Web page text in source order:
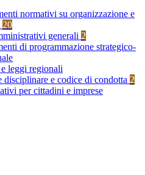
normativi su organizzazione e
20
generali 2
di programmazione strategico-
leggi regionali
disciplinare e codice di condotta 2
per cittadini e imprese